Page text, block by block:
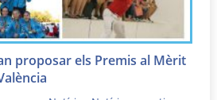
proposar els Premis al Mèrit